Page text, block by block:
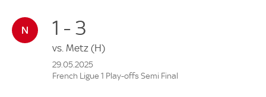
1 - 3
vs. Metz (H)
29.05.2025
French Ligue 1 Play-offs Semi Final